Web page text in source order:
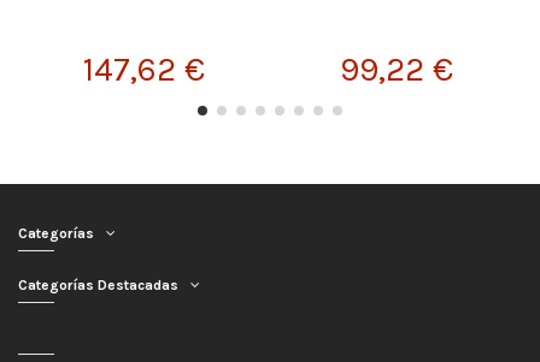
147,62 € 99,22 €
Categorías
Categorías Destacadas